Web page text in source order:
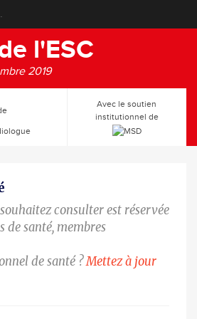
l'ESC
2019
Avec le soutien
institutionnel de
consulter est réservée
de santé, membres
de santé ?Mettez à jour